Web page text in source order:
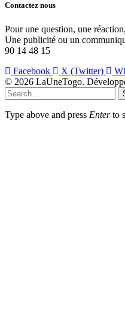
Contactez nous
Pour une question, une
Une publicité ou un
90 14 48 15
Facebook
X (Twitter)
© 2026 LaUneTogo.
Type above and press Enterto